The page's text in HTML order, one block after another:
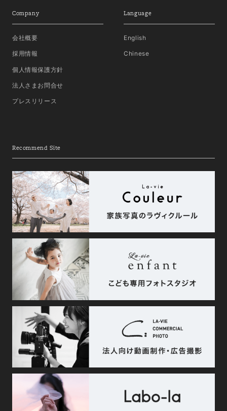
Company
会社概要
採用情報
個人情報保護方針
法人さまお問合せ
プレスリリース
Language
English
Chinese
Recommend Site